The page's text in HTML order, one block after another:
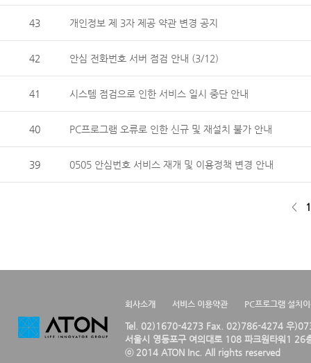
43 개인정보 제 3자 제공 약관 변경 공지
42 안심 전화번호 서버 점검 안내 (3/12)
41 시스템 점검으로 인한 서비스 일시 중단 안내
40 PC프로그램 오류로 인한 신규 및 재설치 불가 안내
39 0505 안심번호 서비스 재개 및 이용정책 변경 안내
< 1
회사소개 서비스 이용약관 PC프로그램 설치
Tel. 02)1670-4273 Fax. 02)786-4274 우
서울시 영등포구 여의대로 108 파크원타워1 26
ⓒ 2014 ATON Inc. All rights reserved